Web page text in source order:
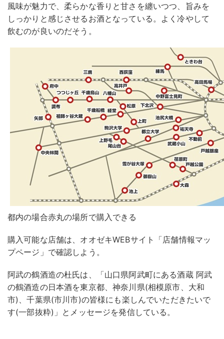
風味が魅力で、柔らかな香りと甘さを纏いつつ、旨みを
しっかりと感じさせるお酒となっている。よく冷やして
飲むのが良いのだそう。
都内の場合赤丸の場所で購入できる
購入可能な店舗は、オオゼキWEBサイト「店舗情報マッ
プページ」で確認しよう。
阿武の鶴酒造の杜氏は、「山口県阿武町にある酒蔵 阿武
の鶴酒造の日本酒を東京都、神奈川県(相模原市、大和
市)、千葉県(市川市)の皆様にも楽しんでいただきたいで
す(一部抜粋)」とメッセージを発信している。